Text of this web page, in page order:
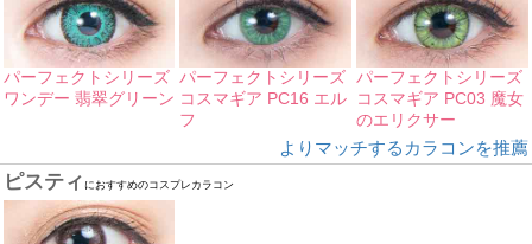
パーフェクトシリーズ
ワンデー 翡翠グリーン
パーフェクトシリーズ
コスマギア PC16 エル
フ
パーフェクトシリーズ
コスマギア PC03 魔女
のエリクサー
よりマッチするカラコンを推薦
ピスティ におすすめのコスプレカラコン